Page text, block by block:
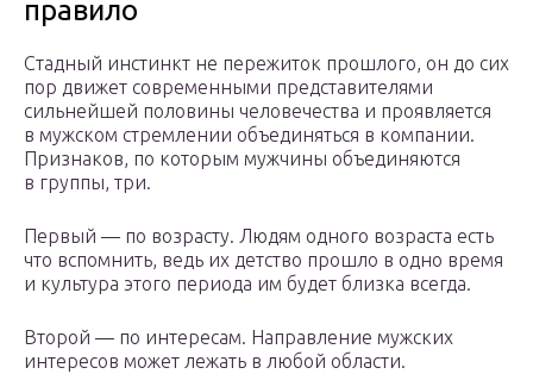
правило
Стадный инстинкт не пережиток прошлого, он до сих
пор движет современными представителями
сильнейшей половины человечества и проявляется
в мужском стремлении объединяться в компании.
Признаков, по которым мужчины объединяются
в группы, три.
Первый — по возрасту. Людям одного возраста есть
что вспомнить, ведь их детство прошло в одно время
и культура этого периода им будет близка всегда.
Второй — по интересам. Направление мужских
интересов может лежать в любой области.